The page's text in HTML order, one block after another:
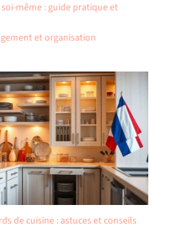
même : guide pratique et
et organisation
de cuisine : astuces et conseils